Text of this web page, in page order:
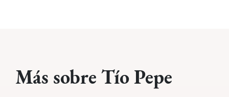
Más sobre Tío Pepe